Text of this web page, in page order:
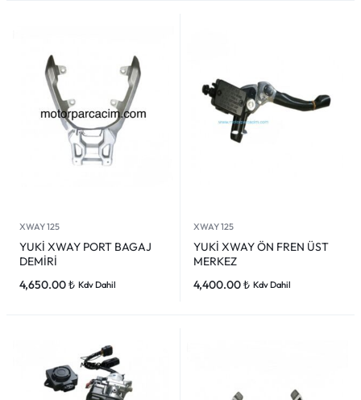
XWAY 125
YUKİ XWAY PORT BAGAJ
DEMİRİ
4,650.00₺ Kdv Dahil
XWAY 125
YUKİ XWAY ÖN FREN ÜST
MERKEZ
4,400.00₺ Kdv Dahil